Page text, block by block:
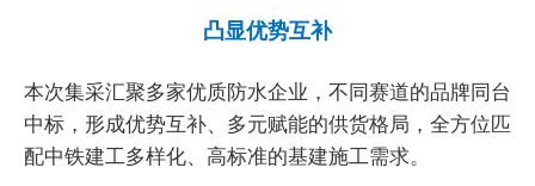
凸显优势互补
本次集采汇聚多家优质防水企业，不同赛道的品牌同台
中标，形成优势互补、多元赋能的供货格局，全方位匹
配中铁建工多样化、高标准的基建施工需求。